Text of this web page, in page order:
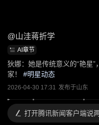
@山洼蒋折学
AI章节
狄娜：她是传统意义的“艳星
家！
#明星动态
2026-04-30 17:31 发布于山东
打开腾讯新闻客户端说